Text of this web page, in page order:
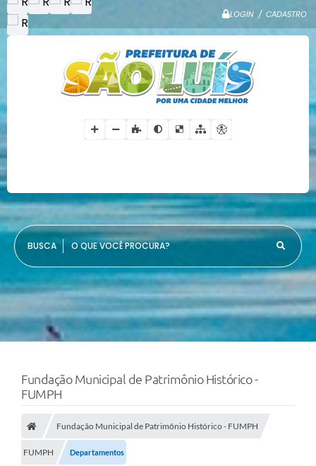
LOGIN / CADASTRO
O QUE VOCÊ PROCURA?
Fundação Municipal de Patrimônio Histórico -
FUMPH
Fundação Municipal de Patrimônio Histórico - FUMPH
FUMPH Departamentos